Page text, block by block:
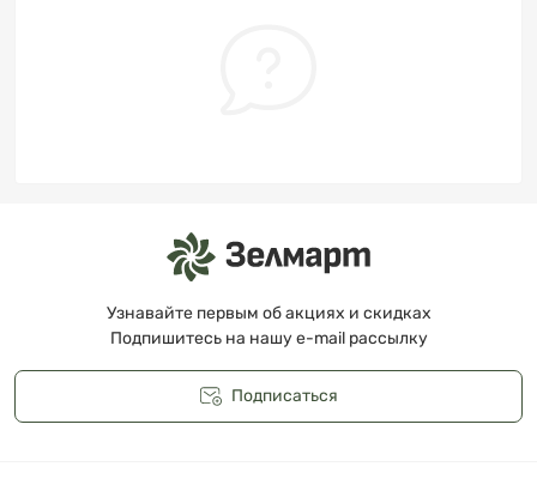
Узнавайте первым об акциях и скидках
Подпишитесь на нашу e-mail рассылку
Подписаться